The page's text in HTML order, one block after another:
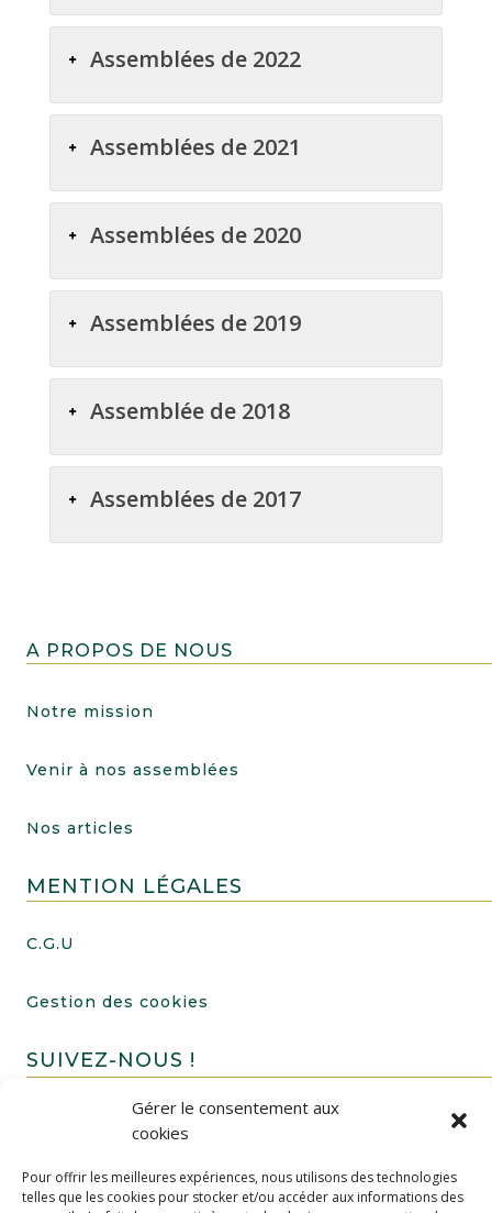
Gérer le consentement aux
cookies
Pour offrir les meilleures expériences, nous utilisons des technologies
telles que les cookies pour stocker et/ou accéder aux informations des
Assemblées de 2022
Assemblées de 2021
Assemblées de 2020
Assemblées de 2019
Assemblée de 2018
Assemblées de 2017
A PROPOS DE NOUS
Notre mission
Venir à nos assemblées
Nos articles
MENTION LÉGALES
C.G.U
Gestion des cookies
SUIVEZ-NOUS !